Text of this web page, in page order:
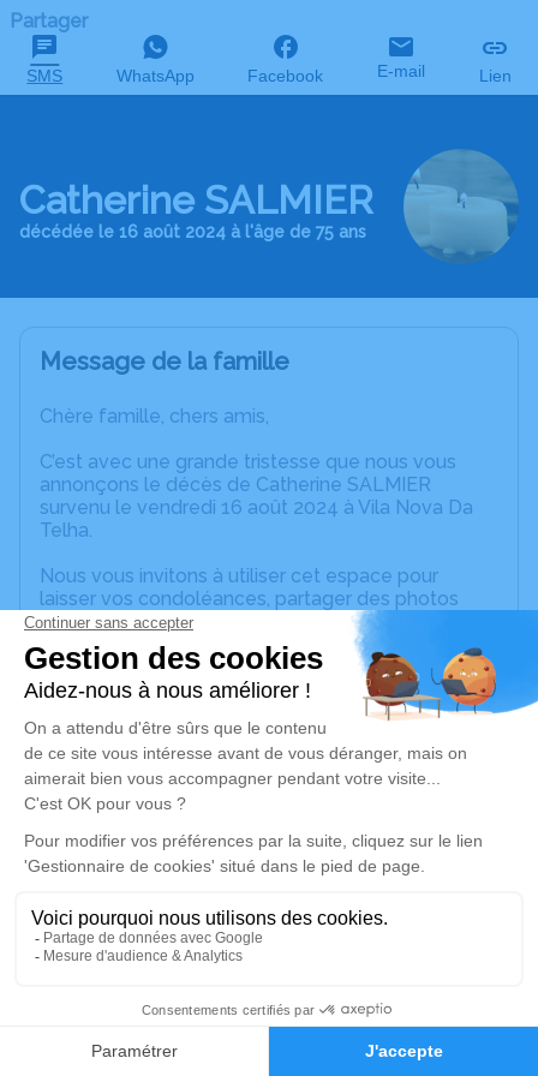
Faire-part Hommages
Partager
SMS WhatsApp Facebook E-mail Lien
Catherine SALMIER
décédée le 16 août 2024 à l'âge de 75 ans
Message de la famille
Chère famille, chers amis,
C’est avec une grande tristesse que nous vous
annonçons le décès de Catherine SALMIER
survenu le vendredi 16 août 2024 à Vila Nova Da
Telha.
Nous vous invitons à utiliser cet espace pour
laisser vos condoléances, partager des photos
souvenirs, une anecdote ou exprimer vos pensées
à travers des poèmes ou des textes. Cet endroit
est un lieu d'expression dédié à honorer la
mémoire de Catherine SALMIER.
Je rends hommage
Cérémonie religieuse
mercredi 28 août 2024 à 10h00
Anne
Lieu-dit Poirier
97180 Sainte-Anne
Je rends hommage